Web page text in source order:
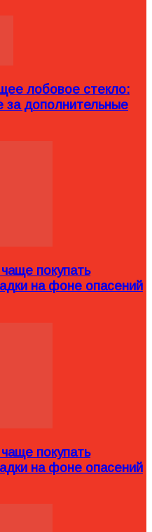
лобовое стекло:
за дополнительные
покупать
на фоне опасений
покупать
на фоне опасений